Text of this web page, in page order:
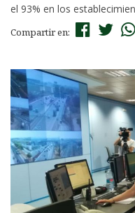
el 93% en los
Compartir en: